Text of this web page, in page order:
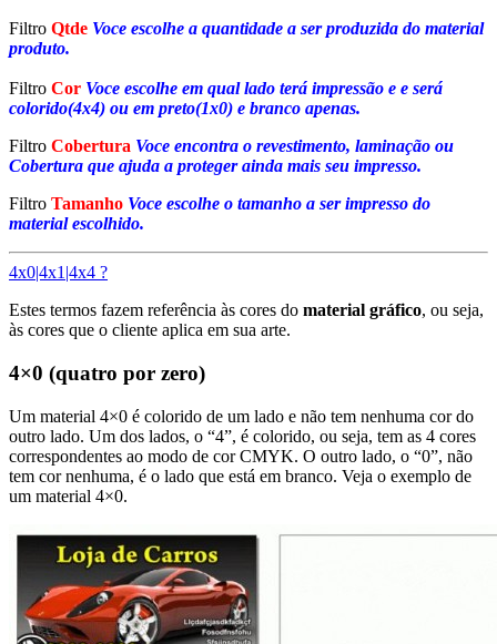
Filtro Qtde Voce escolhe a quantidade a ser produzida do material
produto.
Filtro Cor Voce escolhe em qual lado terá impressão e e será
colorido(4x4) ou em preto(1x0) e branco apenas.
Filtro Cobertura Voce encontra o revestimento, laminação ou
Cobertura que ajuda a proteger ainda mais seu impresso.
Filtro Tamanho Voce escolhe o tamanho a ser impresso do
material escolhido.
4x0|4x1|4x4 ?
Estes termos fazem referência às cores do material gráfico, ou seja,
às cores que o cliente aplica em sua arte.
4×0 (quatro por zero)
Um material 4×0 é colorido de um lado e não tem nenhuma cor do
outro lado. Um dos lados, o “4”, é colorido, ou seja, tem as 4 cores
correspondentes ao modo de cor CMYK. O outro lado, o “0”, não
tem cor nenhuma, é o lado que está em branco. Veja o exemplo de
um material 4×0.